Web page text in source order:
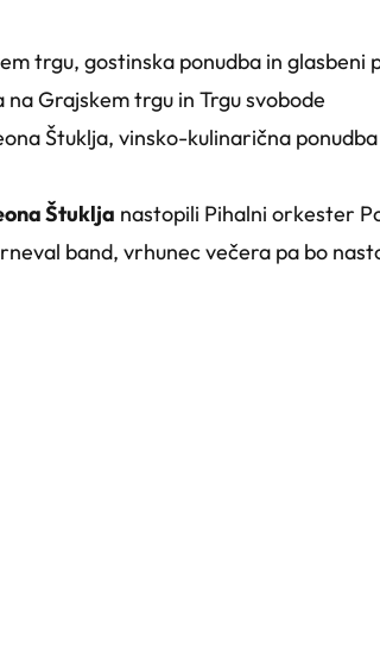
trgu, gostinska ponudba in glasbeni
Grajskem trgu in Trgu svobode
Štuklja, vinsko-kulinarična
Štuklja nastopili Pihalni orkester
band, vrhunec večera pa bo